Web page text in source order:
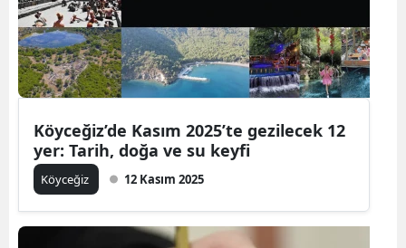
Köyceğiz’de Kasım 2025’te gezilecek 12
yer: Tarih, doğa ve su keyfi
Köyceğiz 12 Kasım 2025